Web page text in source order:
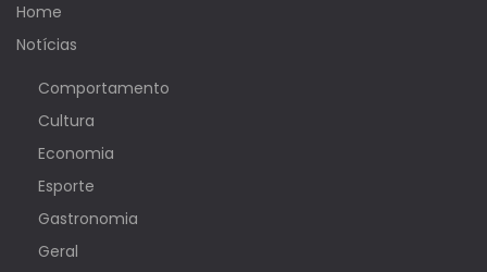
Home
Notícias
Comportamento
Cultura
Economia
Esporte
Gastronomia
Geral